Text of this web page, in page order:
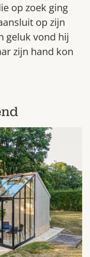
08/2026
op zoek ging
op zijn
geluk vond hij
zijn hand kon